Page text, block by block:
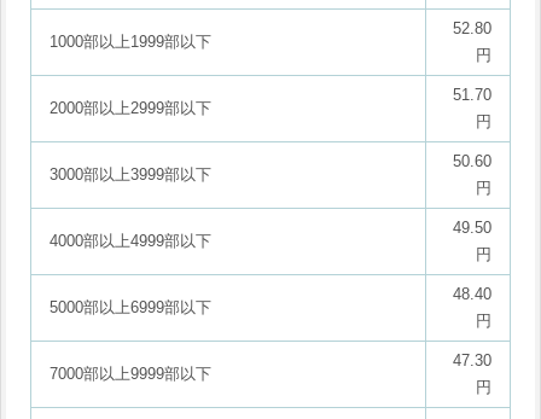
1000部以上1999部以下
52.80
円
2000部以上2999部以下
51.70
円
3000部以上3999部以下
50.60
円
4000部以上4999部以下
49.50
円
5000部以上6999部以下
48.40
円
7000部以上9999部以下
47.30
円